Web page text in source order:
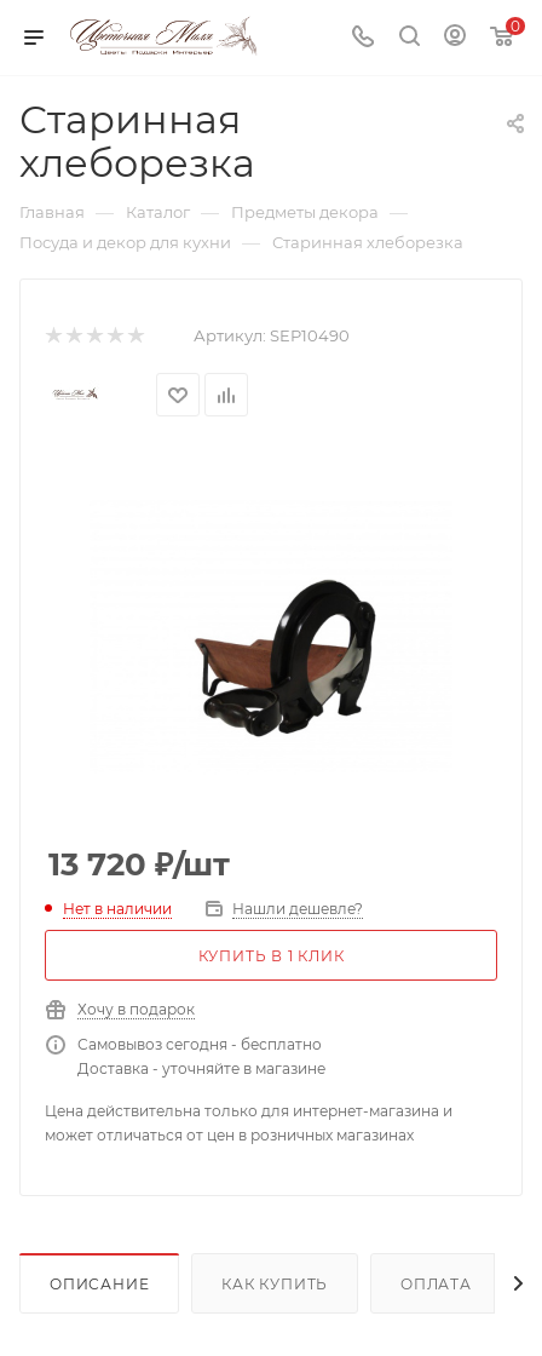
0
Старинная
хлеборезка
Главная — Каталог — Предметы декора —
Посуда и декор для кухни — Старинная хлеборезка
Артикул: SEP10490
13 720 ₽/шт
Нет в наличии Нашли дешевле?
КУПИТЬ В 1 КЛИК
Хочу в подарок
Самовывоз сегодня - бесплатно
Доставка - уточняйте в магазине
Цена действительна только для интернет-магазина и
может отличаться от цен в розничных магазинах
ОПИСАНИЕ КАК КУПИТЬ ОПЛАТА